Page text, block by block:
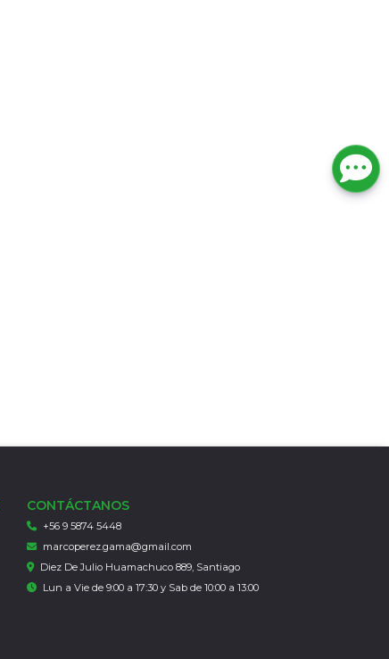
CONTÁCTANOS
+56 9 5874 5448
marcoperez.gama@gmail.com
Diez De Julio Huamachuco 889, Santiago
Lun a Vie de 9:00 a 17:30 y Sab de 10:00 a 13:00